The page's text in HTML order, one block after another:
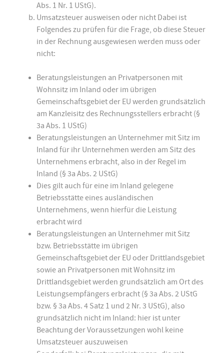
Abs. 1 Nr. 1 UStG).
Umsatzsteuer ausweisen oder nicht Dabei ist
Folgendes zu prüfen für die Frage, ob diese Steuer
in der Rechnung ausgewiesen werden muss oder
nicht:
Beratungsleistungen an Privatpersonen mit
Wohnsitz im Inland oder im übrigen
Gemeinschaftsgebiet der EU werden grundsätzlich
am Kanzleisitz des Rechnungsstellers erbracht (§
3a Abs. 1 UStG)
Beratungsleistungen an Unternehmer mit Sitz im
Inland für ihr Unternehmen werden am Sitz des
Unternehmens erbracht, also in der Regel im
Inland (§ 3a Abs. 2 UStG)
Dies gilt auch für eine im Inland gelegene
Betriebsstätte eines ausländischen
Unternehmens, wenn hierfür die Leistung
erbracht wird
Beratungsleistungen an Unternehmer mit Sitz
bzw. Betriebsstätte im übrigen
Gemeinschaftsgebiet der EU oder Drittlandsgebiet
sowie an Privatpersonen mit Wohnsitz im
Drittlandsgebiet werden grundsätzlich am Ort des
Leistungsempfängers erbracht (§ 3a Abs. 2 UStG
bzw. § 3a Abs. 4 Satz 1 und 2 Nr. 3 UStG), also
grundsätzlich nicht im Inland: hier ist unter
Beachtung der Voraussetzungen wohl keine
Umsatzsteuer auszuweisen